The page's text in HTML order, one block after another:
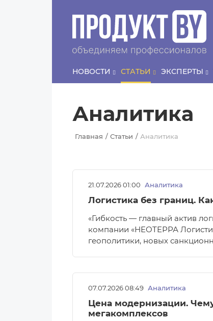
НОВОСТИ СТАТЬИ ЭКСПЕРТЫ
Аналитика
Главная Статьи Аналитика
21.07.2026 01:00 Аналитика
Логистика без границ.
«Гибкость — главный актив
компании «НEOTEРРА
геополитики, новых
07.07.2026 08:49 Аналитика
Цена модернизации.
мегакомплексов